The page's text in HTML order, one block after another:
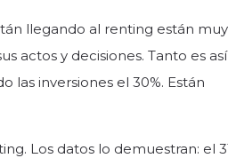
llegando al renting están muy
actos y decisiones. Tanto es
las inversiones el 30%. Están
Los datos lo demuestran: el